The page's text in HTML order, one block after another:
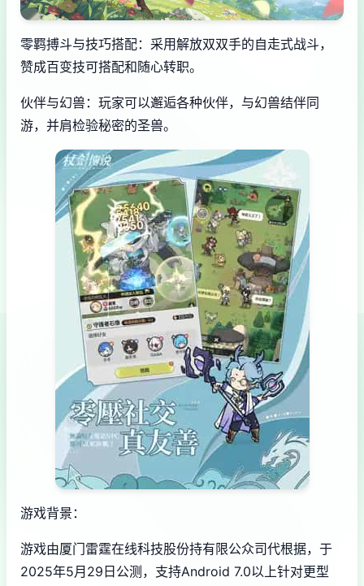
零羁搏斗与技巧搭配：采用解放双双手的自走式战斗，
赞成百变技可搭配和随心转职。
伙伴与幻兽：玩家可以邂逅各种伙伴，与幻兽结伴同
游，并肩检验秘密的圣兽。
游戏背景：
游戏由厦门雷霆在线科技股份持有限公众司代根据，于
2025年5月29日公测，支持Android 7.0以上针对更型